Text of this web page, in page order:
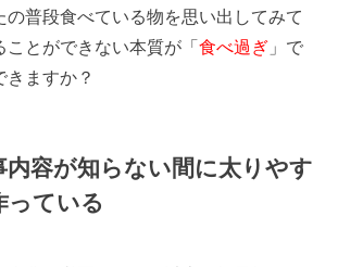
の普段食べている物を思い出してみて
ことができない本質が「食べ過ぎ 」で
きますか？
内容が知らない間に太りやす
っている